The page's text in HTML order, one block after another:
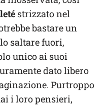
strizzato nel
bastare un
saltare fuori,
unico ai suoi
dato libero
Purtroppo
i loro pensieri,